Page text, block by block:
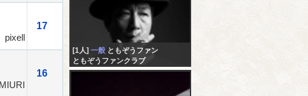
17
pixell
16
[1人] 一般 ともぞうファン
ともぞうファンクラブ